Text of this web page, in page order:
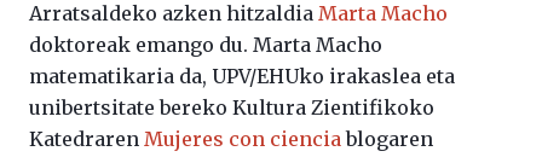
Arratsaldeko azken hitzaldia Marta Macho
doktoreak emango du. Marta Macho
matematikaria da, UPV/EHUko irakaslea eta
unibertsitate bereko Kultura Zientifikoko
Katedraren Mujeres con cienciablogaren